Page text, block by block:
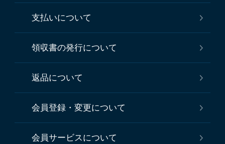
支払いについて
領収書の発行について
返品について
会員登録・変更について
会員サービスについて